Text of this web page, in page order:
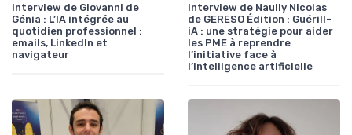
Interview de Giovanni de
Génia : L’IA intégrée au
quotidien professionnel :
emails, LinkedIn et
navigateur
Interview de Naully Nicolas
de GERESO Édition : Guérill-
iA : une stratégie pour aider
les PME à reprendre
l’initiative face à
l’intelligence artificielle